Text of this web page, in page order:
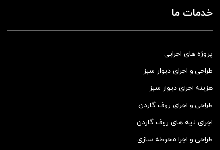
خدمات ما
پروژه های اجرایی
طراحی و اجرای دیوار سبز
هزینه اجرای دیوار سبز
طراحی و اجرای روف گاردن
اجرای لایه های روف گاردن
طراحی و اجرا محوطه سازی